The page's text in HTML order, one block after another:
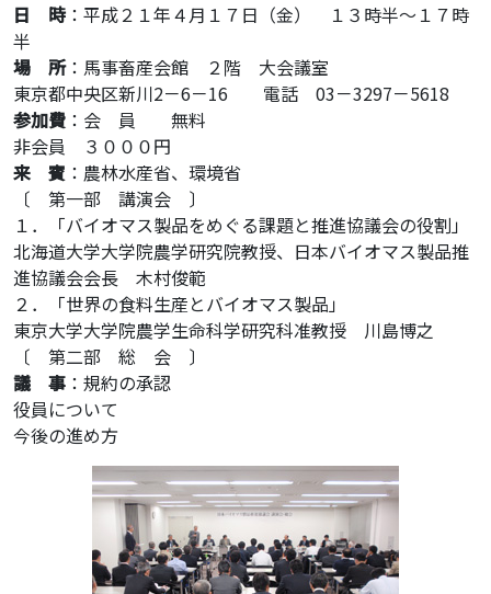
日 時：平成２１年４月１７日（金） １３時半～１７時
半
場 所：馬事畜産会館 ２階 大会議室
東京都中央区新川2－6－16 電話 03－3297－5618
参加費 ：会 員 無料
非会員 ３０００円
来 賓 ：農林水産省、環境省
〔 第一部 講演会 〕
１．「バイオマス製品をめぐる課題と推進協議会の役割」
北海道大学大学院農学研究院教授、日本バイオマス製品推
進協議会会長 木村俊範
２．「世界の食料生産とバイオマス製品」
東京大学大学院農学生命科学研究科准教授 川島博之
〔 第二部 総 会 〕
議 事 ：規約の承認
役員について
今後の進め方